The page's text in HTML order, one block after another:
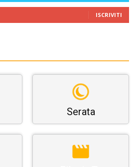
ISCRIVITI
Serata